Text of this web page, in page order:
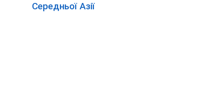
Середньої Азії